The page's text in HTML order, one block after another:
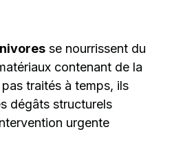
se nourrissent du
contenant de la
traités à temps, ils
dégâts structurels
urgente